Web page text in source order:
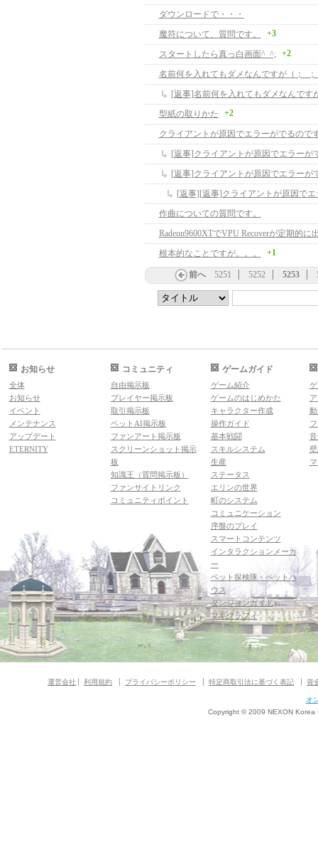
ダウンロードで・・・
魔符について、質問です。
+3
スタートしたら真っ白画面^_^; +2
名前何を入れてもダメなんですが（；_；
[返事]名前何を入れてもダメなんです
型紙の取りかた
+2
クライアントが原因でエラーがでるので
作曲についての質問です。
Radeon9600XTでVPU Recoverが定期的に
根本的なことですが。。。
+1
前へ 5251 5252 5253
お知らせ
全体
お知らせ
イベント
メンテナンス
アップデート
ETERNITY
コミュニティ
自由掲示板
プレイヤー掲示板
取引掲示板
ペットAI掲示板
ファンアート掲示板
スクリーンショット掲示
板
知識王（質問掲示板）
ファンサイトリンク
コミュニティポイント
ゲームガイド
ゲーム紹介
ゲームのはじめかた
キャラクター作成
操作ガイド
基本戦闘
スキルシステム
生産
ステータス
エリンの世界
町のシステム
コミュニケーション
序盤のプレイ
スマートコンテンツ
インタラクションメーカ
ー
ペット探検隊・ペットハ
ウス
ダンジョンガイド
マギグラフィ
運営会社 利用規約 プライバシーポリシー 特定商取引法に基づく表記 資
オ
Copyright © 2009 NEXON Korea